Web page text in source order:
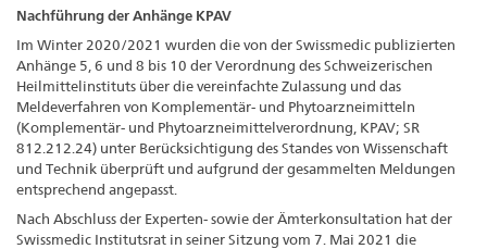
Nachführung der Anhänge KPAV
Im Winter 2020/2021 wurden die von der Swissmedic publizierten
Anhänge 5, 6 und 8 bis 10 der Verordnung des Schweizerischen
Heilmittelinstituts über die vereinfachte Zulassung und das
Meldeverfahren von Komplementär- und Phytoarzneimitteln
(Komplementär- und Phytoarzneimittelverordnung, KPAV; SR
812.212.24) unter Berücksichtigung des Standes von Wissenschaft
und Technik überprüft und aufgrund der gesammelten Meldungen
entsprechend angepasst.
Nach Abschluss der Experten- sowie der Ämterkonsultation hat der
Swissmedic Institutsrat in seiner Sitzung vom 7. Mai 2021 die